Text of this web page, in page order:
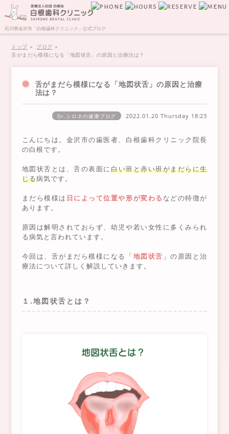
石川県金沢市「白根歯科クリニック」公式ブログ
トップ
ブログ
舌がまだら模様になる「地図状舌」の原因と治療法は？
舌がまだら模様になる「地図状舌」の原因と治療
法は？
Dr.シロネの健康ブログ 2022.01.20 Thursday 18:23
こんにちは。金沢市の歯医者、白根歯科クリニック院長
の白根です。
地図状舌とは、舌の表面に白い班と赤い班がまだらに生
じる病気です。
まだら模様は 日によって位置や形が変わる などの特徴が
あります。
原因は解明されておらず、幼児や若い女性に多くみられ
る病気と言われています。
今回は、舌がまだら模様になる「地図状舌 」の原因と治
療法について詳しく解説していきます。
１.地図状舌とは？